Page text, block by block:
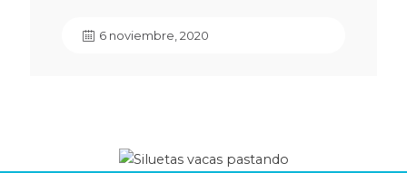
6 noviembre, 2020